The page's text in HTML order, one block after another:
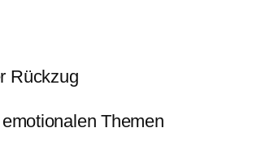
Rückzug
Themen